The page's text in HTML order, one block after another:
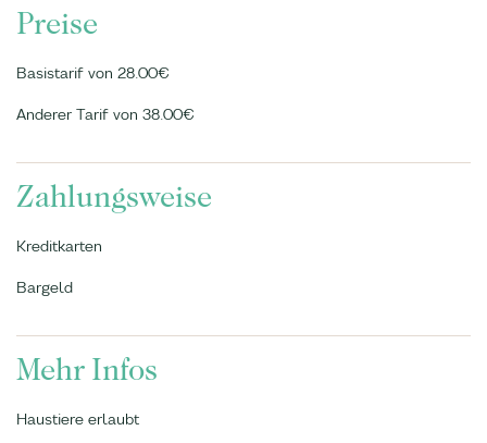
Preise
Basistarif von 28.00€
Anderer Tarif von 38.00€
Zahlungsweise
Kreditkarten
Bargeld
Mehr Infos
Haustiere erlaubt